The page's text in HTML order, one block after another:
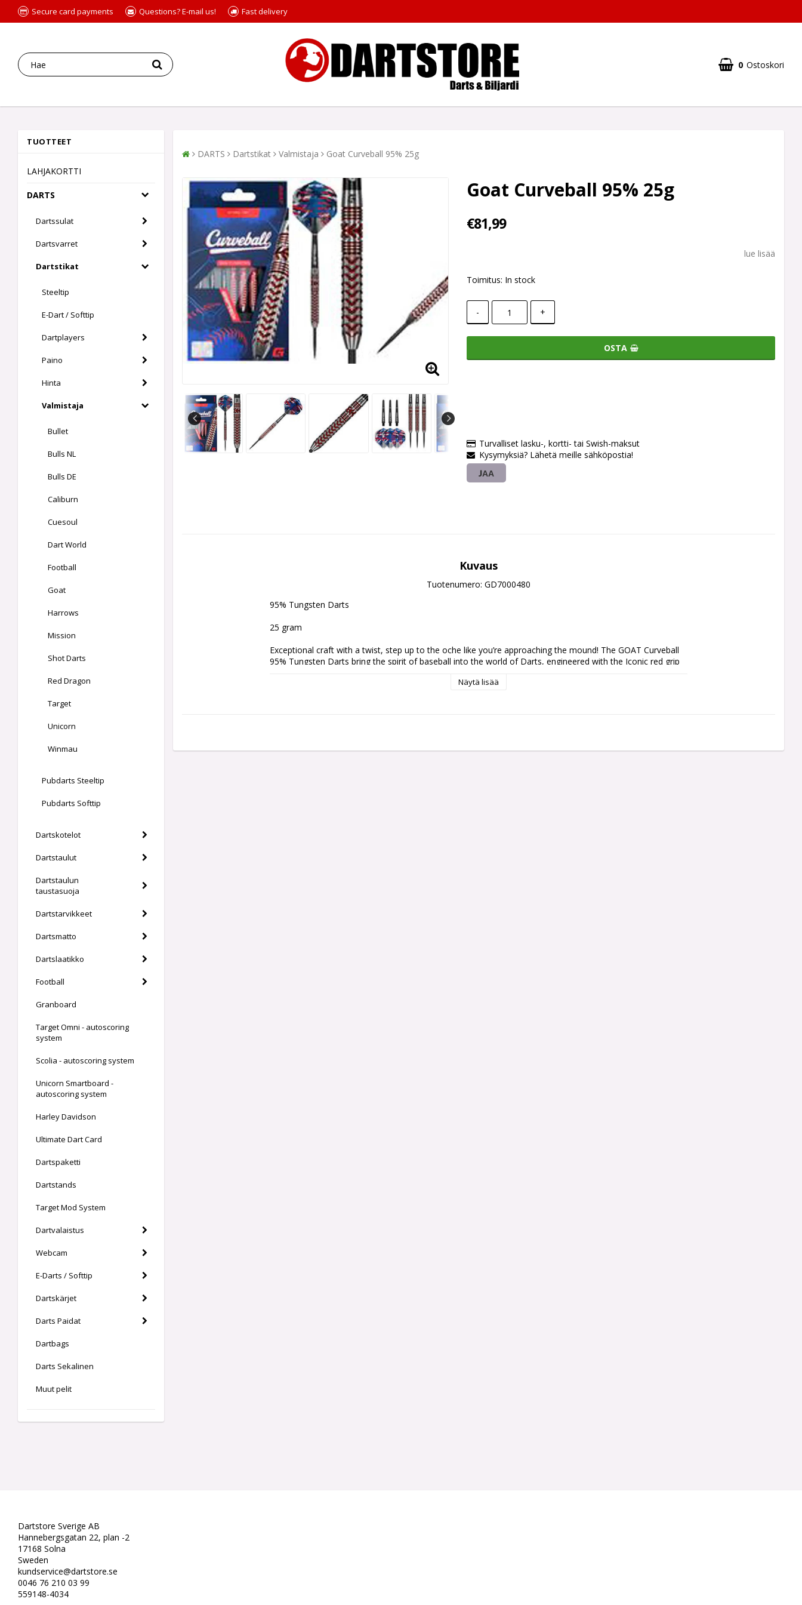
Secure card payments Questions? E-mail us! Fast delivery
0 Ostoskori
TUOTTEET
LAHJAKORTTI
DARTS
Dartssulat
Dartsvarret
Dartstikat
Steeltip
E-Dart / Softtip
Dartplayers
Paino
Hinta
Valmistaja
Bullet
Bulls NL
Bulls DE
Caliburn
Cuesoul
Dart World
Football
Goat
Harrows
Mission
Shot Darts
Red Dragon
Target
Unicorn
Winmau
Pubdarts Steeltip
Pubdarts Softtip
Dartskotelot
Dartstaulut
Dartstaulun
taustasuoja
Dartstarvikkeet
Dartsmatto
Dartslaatikko
Football
Granboard
Target Omni - autoscoring
system
Scolia - autoscoring system
Unicorn Smartboard -
autoscoring system
Harley Davidson
Ultimate Dart Card
Dartspaketti
Dartstands
Target Mod System
Dartvalaistus
Webcam
E-Darts / Softtip
Dartskärjet
Darts Paidat
Dartbags
Darts Sekalinen
Muut pelit
DARTS Dartstikat Valmistaja Goat Curveball 95% 25g
Goat Curveball 95% 25g
€81,99
lue lisää
Toimitus: In stock
- +
OSTA
Turvalliset lasku-, kortti- tai Swish-maksut
Kysymyksiä? Lähetä meille sähköpostia!
JAA
Kuvaus
Tuotenumero: GD7000480
95% Tungsten Darts
25 gram
Exceptional craft with a twist, step up to the oche like you’re approaching the mound! The GOAT Curveball
95% Tungsten Darts bring the spirit of baseball into the world of Darts, engineered with the Iconic red grip
Näytä lisää
Dartstore Sverige AB
Hannebergsgatan 22, plan -2
17168 Solna
Sweden
kundservice@dartstore.se
0046 76 210 03 99
559148-4034